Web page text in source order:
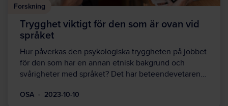
Forskning
Trygghet viktigt för den som är ovan vid
språket
Hur påverkas den psykologiska tryggheten på jobbet
för den som har en annan etnisk bakgrund och
svårigheter med språket? Det har beteendevetaren…
OSA 2023-10-10